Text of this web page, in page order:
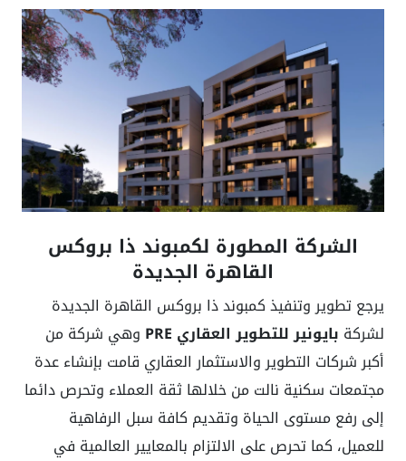
الشركة المطورة لكمبوند ذا بروكس
القاهرة الجديدة
يرجع تطوير وتنفيذ كمبوند ذا بروكس القاهرة الجديدة
لشركة بايونير للتطوير العقاري PRE
وهي شركة من
أكبر شركات التطوير والاستثمار العقاري قامت بإنشاء عدة
مجتمعات سكنية نالت من خلالها ثقة العملاء وتحرص دائما
إلى رفع مستوى الحياة وتقديم كافة سبل الرفاهية
للعميل، كما تحرص على الالتزام بالمعايير العالمية في